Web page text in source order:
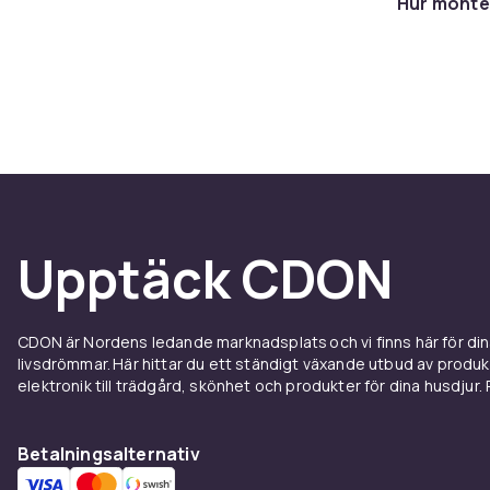
och håller
som HDR,
Kiyo Pro är
De flesta
modeller
Upptäck CDON
CDON är Nordens ledande marknadsplats och vi finns här för
livsdrömmar. Här hittar du ett ständigt växande utbud av
elektronik till trädgård, skönhet och produkter för dina husdjur.
Betalningsalternativ